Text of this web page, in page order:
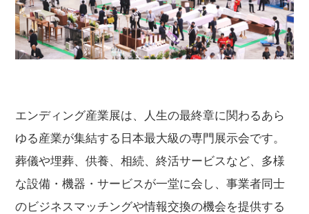
エンディング産業展は、人生の最終章に関わるあら
ゆる産業が集結する日本最大級の専門展示会です。
葬儀や埋葬、供養、相続、終活サービスなど、多様
な設備・機器・サービスが一堂に会し、事業者同士
のビジネスマッチングや情報交換の機会を提供する